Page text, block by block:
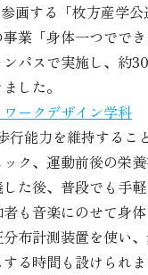
画する「枚方産学公
事業「身体一つでで
パスで実施し、約
した。
ークデザイン学科
行能力を維持するこ
ク、運動前後の栄
た後、普段でも手
も音楽にのせて身
布計測装置を使い
る時間も設けられ